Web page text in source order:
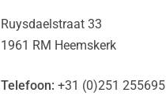
Ruysdaelstraat 33
1961 RM Heemskerk
Telefoon: +31 (0)251 255695